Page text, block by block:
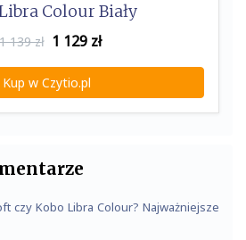
Colour Biały
139 zł 1 129zł
Kup w Czytio.pl
czy Kobo Libra Colour? Najważniejsze